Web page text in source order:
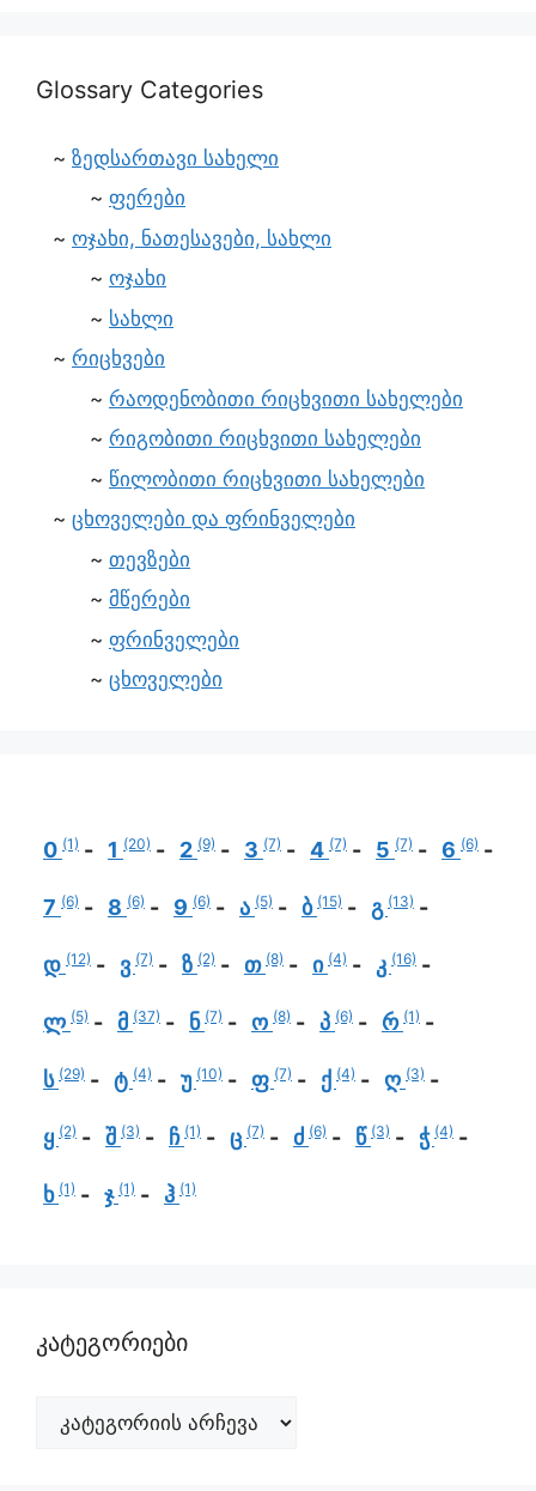
Glossary Categories
ზედსართავი სახელი
ფერები
ოჯახი, ნათესავები, სახლი
ოჯახი
სახლი
რიცხვები
რაოდენობითი რიცხვითი სახელები
რიგობითი რიცხვითი სახელები
წილობითი რიცხვითი სახელები
ცხოველები და ფრინველები
თევზები
მწერები
ფრინველები
ცხოველები
0 (1) 1 (20) 2 (9) 3 (7) 4 (7) 5 (7) 6 (6)
7 (6) 8 (6) 9 (6) ა (5) ბ (15) გ (13)
დ (12) ვ (7) ზ (2) თ (8) ი (4) კ (16)
ლ (5) მ (37) ნ (7) ო (8) პ (6) რ (1)
ს (29) ტ (4) უ (10) ფ (7) ქ (4) ღ (3)
ყ (2) შ (3) ჩ (1) ც (7) ძ (6) წ (3) ჭ (4)
ხ (1) ჯ (1) ჰ (1)
კატეგორიები